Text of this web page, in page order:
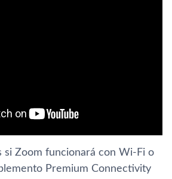
si Zoom funcionará con Wi-Fi o
Premium Connectivity